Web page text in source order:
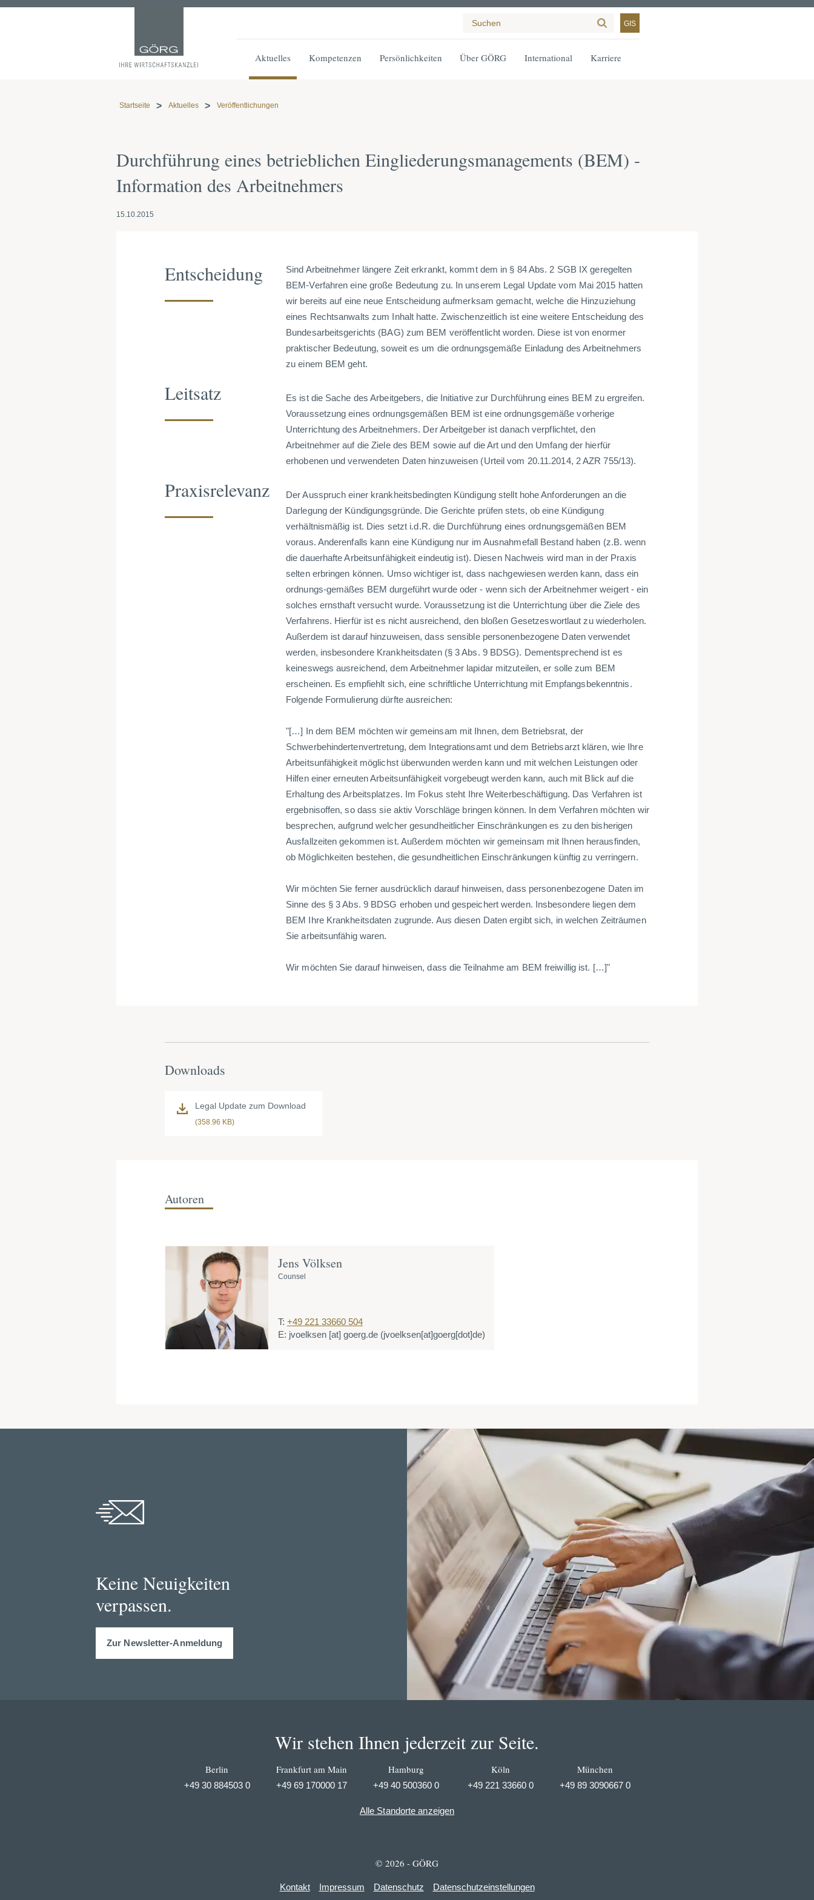
GIS
Aktuelles Kompetenzen Persönlichkeiten Über GÖRG International Karriere
Startseite Aktuelles Veröffentlichungen
Durchführung eines betrieblichen Eingliederungsmanagements (BEM) -
Information des Arbeitnehmers
15.10.2015
Entscheidung
Sind Arbeitnehmer längere Zeit erkrankt, kommt dem in § 84 Abs. 2 SGB IX geregelten
BEM-Verfahren eine große Bedeutung zu. In unserem Legal Update vom Mai 2015 hatten
wir bereits auf eine neue Entscheidung aufmerksam gemacht, welche die Hinzuziehung
eines Rechtsanwalts zum Inhalt hatte. Zwischenzeitlich ist eine weitere Entscheidung des
Bundesarbeitsgerichts (BAG) zum BEM veröffentlicht worden. Diese ist von enormer
praktischer Bedeutung, soweit es um die ordnungsgemäße Einladung des Arbeitnehmers
zu einem BEM geht.
Leitsatz
Es ist die Sache des Arbeitgebers, die Initiative zur Durchführung eines BEM zu ergreifen.
Voraussetzung eines ordnungsgemäßen BEM ist eine ordnungsgemäße vorherige
Unterrichtung des Arbeitnehmers. Der Arbeitgeber ist danach verpflichtet, den
Arbeitnehmer auf die Ziele des BEM sowie auf die Art und den Umfang der hierfür
erhobenen und verwendeten Daten hinzuweisen (Urteil vom 20.11.2014, 2 AZR 755/13).
Praxisrelevanz
Der Ausspruch einer krankheitsbedingten Kündigung stellt hohe Anforderungen an die
Darlegung der Kündigungsgründe. Die Gerichte prüfen stets, ob eine Kündigung
verhältnismäßig ist. Dies setzt i.d.R. die Durchführung eines ordnungsgemäßen BEM
voraus. Anderenfalls kann eine Kündigung nur im Ausnahmefall Bestand haben (z.B. wenn
die dauerhafte Arbeitsunfähigkeit eindeutig ist). Diesen Nachweis wird man in der Praxis
selten erbringen können. Umso wichtiger ist, dass nachgewiesen werden kann, dass ein
ordnungs-gemäßes BEM durgeführt wurde oder - wenn sich der Arbeitnehmer weigert - ein
solches ernsthaft versucht wurde. Voraussetzung ist die Unterrichtung über die Ziele des
Verfahrens. Hierfür ist es nicht ausreichend, den bloßen Gesetzeswortlaut zu wiederholen.
Außerdem ist darauf hinzuweisen, dass sensible personenbezogene Daten verwendet
werden, insbesondere Krankheitsdaten (§ 3 Abs. 9 BDSG). Dementsprechend ist es
keineswegs ausreichend, dem Arbeitnehmer lapidar mitzuteilen, er solle zum BEM
erscheinen. Es empfiehlt sich, eine schriftliche Unterrichtung mit Empfangsbekenntnis.
Folgende Formulierung dürfte ausreichen:
"[…] In dem BEM möchten wir gemeinsam mit Ihnen, dem Betriebsrat, der
Schwerbehindertenvertretung, dem Integrationsamt und dem Betriebsarzt klären, wie Ihre
Arbeitsunfähigkeit möglichst überwunden werden kann und mit welchen Leistungen oder
Hilfen einer erneuten Arbeitsunfähigkeit vorgebeugt werden kann, auch mit Blick auf die
Erhaltung des Arbeitsplatzes. Im Fokus steht Ihre Weiterbeschäftigung. Das Verfahren ist
ergebnisoffen, so dass sie aktiv Vorschläge bringen können. In dem Verfahren möchten wir
besprechen, aufgrund welcher gesundheitlicher Einschränkungen es zu den bisherigen
Ausfallzeiten gekommen ist. Außerdem möchten wir gemeinsam mit Ihnen herausfinden,
ob Möglichkeiten bestehen, die gesundheitlichen Einschränkungen künftig zu verringern.
Wir möchten Sie ferner ausdrücklich darauf hinweisen, dass personenbezogene Daten im
Sinne des § 3 Abs. 9 BDSG erhoben und gespeichert werden. Insbesondere liegen dem
BEM Ihre Krankheitsdaten zugrunde. Aus diesen Daten ergibt sich, in welchen Zeiträumen
Sie arbeitsunfähig waren.
Wir möchten Sie darauf hinweisen, dass die Teilnahme am BEM freiwillig ist. […]"
Downloads
Legal Update zum Download
(358.96 KB)
Autoren
Jens Völksen
Counsel
T: +49 221 33660 504
E: jvoelksen [at] goerg.de (jvoelksen[at]goerg[dot]de)
Keine Neuigkeiten
verpassen.
Zur Newsletter-Anmeldung
Wir stehen Ihnen jederzeit zur Seite.
Berlin
+49 30 884503 0
Frankfurt am Main
+49 69 170000 17
Hamburg
+49 40 500360 0
Köln
+49 221 33660 0
München
+49 89 3090667 0
Alle Standorte anzeigen
© 2026 - GÖRG
Kontakt Impressum Datenschutz Datenschutzeinstellungen